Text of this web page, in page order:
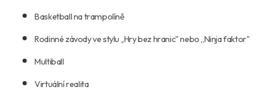
Basketball na trampolíně
Rodinné závody ve stylu ,,Hry bez hranic" nebo ,,Ninja faktor"
Multiball
Virtuální realita